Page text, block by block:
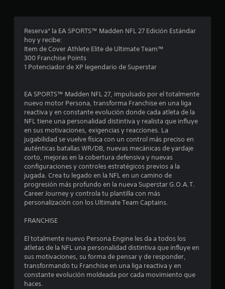
Reserva* la EA SPORTS™ Madden NFL 27 Edición Estándar
hoy y recibe:
Item de Cover Athlete Elite de Ultimate Team™
300 Franchise Points
1 Potenciador de XP legendario de Superstar
EA SPORTS™ Madden NFL 27, impulsado por el totalmente
nuevo motor Persona, transforma Franchise en una liga
reactiva y en constante evolución donde cada atleta de la
NFL tiene una personalidad distintiva y realista que influye
en sus motivaciones, exigencias y reacciones. La
jugabilidad se vuelve física con un control más preciso en
auténticas batallas WR/DB, nuevas mecánicas de yardaje
corto, mejoras en la cobertura defensiva y nuevas
configuraciones y controles estratégicos previos a la
jugada. Crea tu legado en la NFL en un camino de
progresión más profundo en la nueva Superstar G.O.A.T.
Career Journey y controla tu plantilla con más
personalización con los Ultimate Team Captains.
FRANCHISE
El totalmente nuevo Persona Engine les da a todos los
atletas de la NFL una personalidad distintiva que influye en
sus motivaciones, su forma de pensar y de responder,
transformando tu Franchise en una liga reactiva y en
constante evolución moldeada por cada movimiento que
haces.